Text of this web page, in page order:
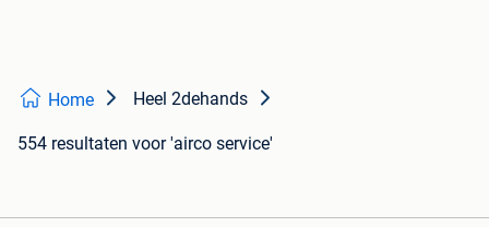
Home Heel 2dehands
554 resultaten voor 'airco service'